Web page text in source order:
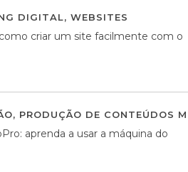
DIGITAL, WEBSITES
criar um site facilmente com o
, PRODUÇÃO DE CONTEÚDOS
aprenda a usar a máquina do